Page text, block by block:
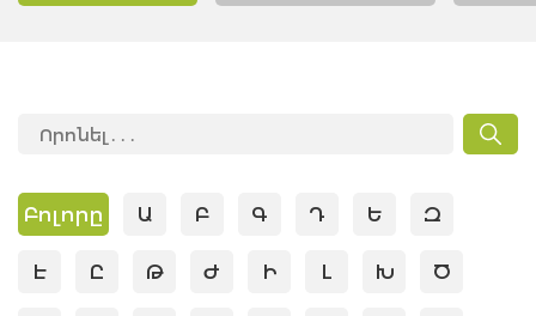
Բոլորը Ա Բ Գ Դ Ե Զ
Է Ը Թ Ժ Ի Լ Խ Ծ